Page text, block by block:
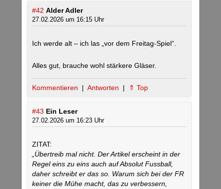
#42 Alder Adler
27.02.2026 um 16:15 Uhr
Ich werde alt – ich las „vor dem Freitag-Spiel“.
Alles gut, brauche wohl stärkere Gläser.
Kommentieren | Antworten | ⇑ Top
#43 Ein Leser
27.02.2026 um 16:23 Uhr
ZITAT:
„Übertreib mal nicht. Der Artikel erscheint in der
Regel eins zu eins auch auf Absolut Fussball,
daher schreibt er das so. Warum sich bei der FR
keiner die Mühe macht, das zu verbessern,